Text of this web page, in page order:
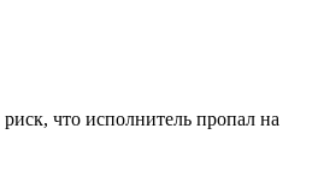
что исполнитель пропал на